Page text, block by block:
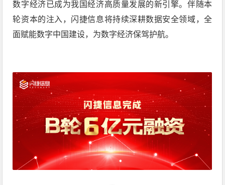
数字经济已成为我国经济高质量发展的新引擎。伴随本
轮资本的注入，闪捷信息将持续深耕数据安全领域，全
面赋能数字中国建设，为数字经济保驾护航。